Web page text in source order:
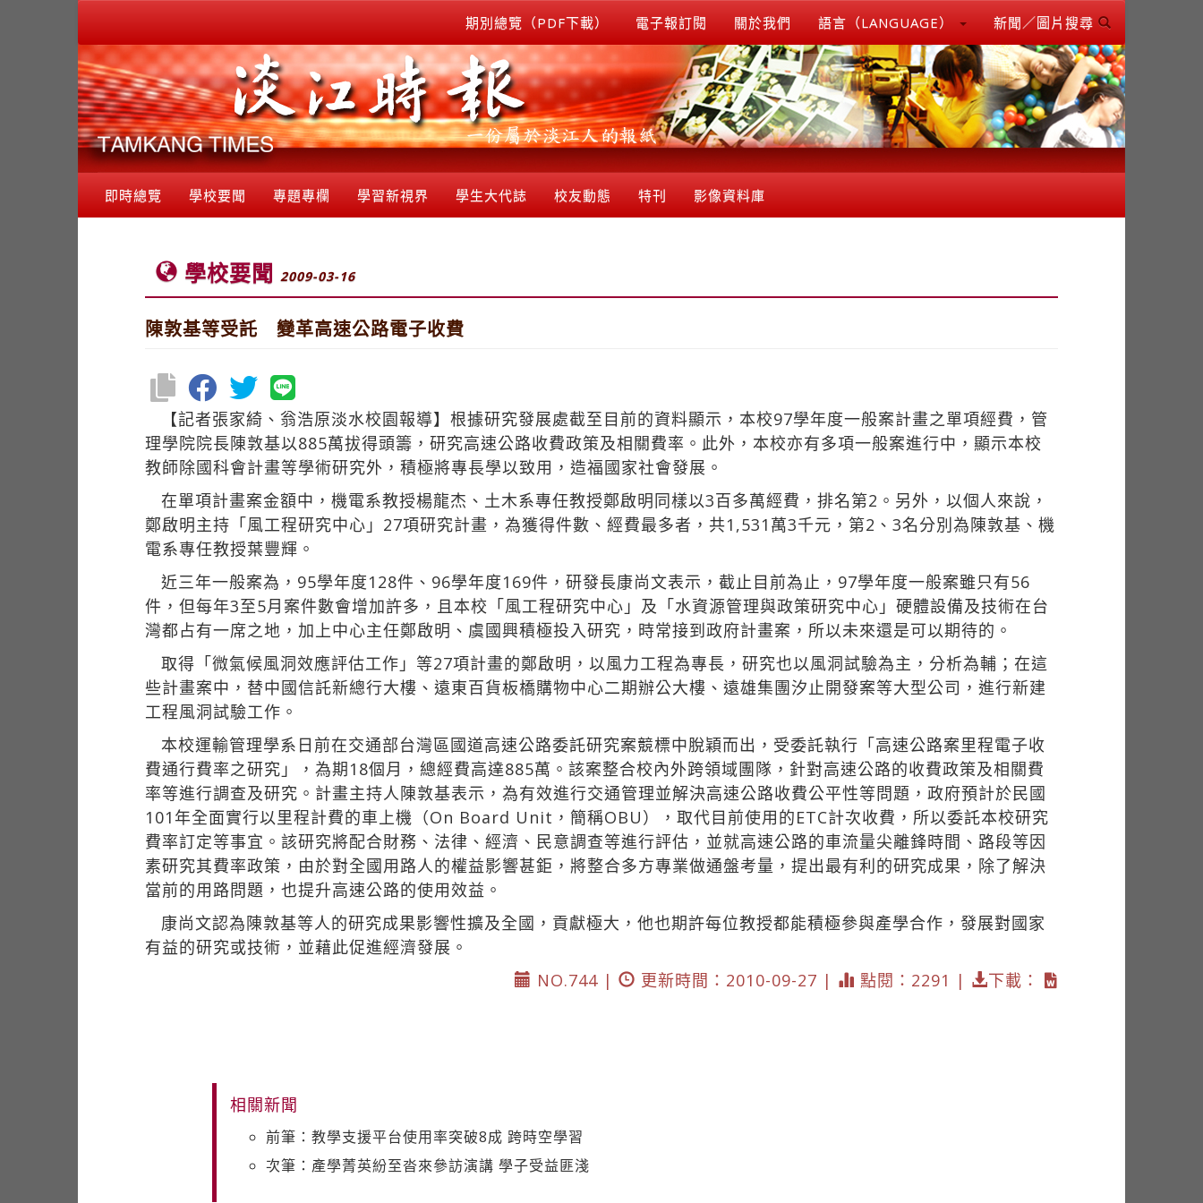
期別總覽（PDF下載） 電子報訂閱 關於我們 語言（LANGUAGE） 新聞／圖片搜尋
即時總覽 學校要聞 專題專欄 學習新視界 學生大代誌 校友動態 特刊 影像資料庫
學校要聞 2009-03-16
陳敦基等受託 變革高速公路電子收費
【記者張家綺、翁浩原淡水校園報導】根據研究發展處截至目前的資料顯示，本校97學年度一般案計畫之單項經費，管
理學院院長陳敦基以885萬拔得頭籌，研究高速公路收費政策及相關費率。此外，本校亦有多項一般案進行中，顯示本校
教師除國科會計畫等學術研究外，積極將專長學以致用，造福國家社會發展。
在單項計畫案金額中，機電系教授楊龍杰、土木系專任教授鄭啟明同樣以3百多萬經費，排名第2。另外，以個人來說，
鄭啟明主持「風工程研究中心」27項研究計畫，為獲得件數、經費最多者，共1,531萬3千元，第2、3名分別為陳敦基、機
電系專任教授葉豐輝。
近三年一般案為，95學年度128件、96學年度169件，研發長康尚文表示，截止目前為止，97學年度一般案雖只有56
件，但每年3至5月案件數會增加許多，且本校「風工程研究中心」及「水資源管理與政策研究中心」硬體設備及技術在台
灣都占有一席之地，加上中心主任鄭啟明、虞國興積極投入研究，時常接到政府計畫案，所以未來還是可以期待的。
取得「微氣候風洞效應評估工作」等27項計畫的鄭啟明，以風力工程為專長，研究也以風洞試驗為主，分析為輔；在這
些計畫案中，替中國信託新總行大樓、遠東百貨板橋購物中心二期辦公大樓、遠雄集團汐止開發案等大型公司，進行新建
工程風洞試驗工作。
本校運輸管理學系日前在交通部台灣區國道高速公路委託研究案競標中脫穎而出，受委託執行「高速公路案里程電子收
費通行費率之研究」，為期18個月，總經費高達885萬。該案整合校內外跨領域團隊，針對高速公路的收費政策及相關費
率等進行調查及研究。計畫主持人陳敦基表示，為有效進行交通管理並解決高速公路收費公平性等問題，政府預計於民國
101年全面實行以里程計費的車上機（On Board Unit，簡稱OBU），取代目前使用的ETC計次收費，所以委託本校研究
費率訂定等事宜。該研究將配合財務、法律、經濟、民意調查等進行評估，並就高速公路的車流量尖離鋒時間、路段等因
素研究其費率政策，由於對全國用路人的權益影響甚鉅，將整合多方專業做通盤考量，提出最有利的研究成果，除了解決
當前的用路問題，也提升高速公路的使用效益。
康尚文認為陳敦基等人的研究成果影響性擴及全國，貢獻極大，他也期許每位教授都能積極參與產學合作，發展對國家
有益的研究或技術，並藉此促進經濟發展。
NO.744 |
更新時間：2010-09-27 | 點閱：2291 | 下載：
相關新聞
前筆：教學支援平台使用率突破8成 跨時空學習
次筆：產學菁英紛至沓來參訪演講 學子受益匪淺